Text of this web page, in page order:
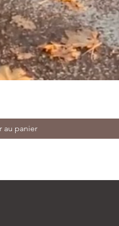
au panier